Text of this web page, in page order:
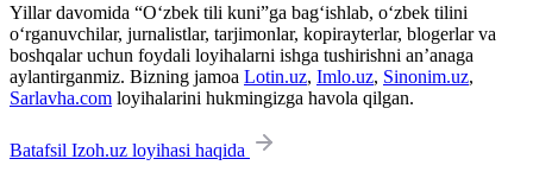
Yillar davomida “O‘zbek tili kuni”ga bag‘ishlab, o‘zbek tilini
o‘rganuvchilar, jurnalistlar, tarjimonlar, kopirayterlar, blogerlar va
boshqalar uchun foydali loyihalarni ishga tushirishni an’anaga
aylantirganmiz. Bizning jamoa Lotin.uz, Imlo.uz, Sinonim.uz,
Sarlavha.com loyihalarini hukmingizga havola qilgan.
Batafsil Izoh.uz loyihasi haqida